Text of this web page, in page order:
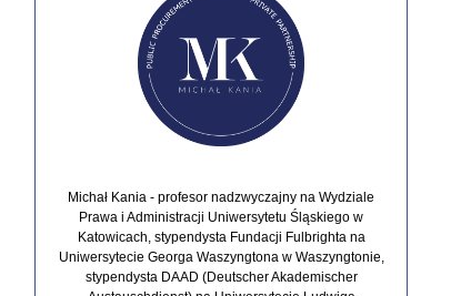
Michał Kania - profesor nadzwyczajny na Wydziale
Prawa i Administracji Uniwersytetu Śląskiego w
Katowicach, stypendysta Fundacji Fulbrighta na
Uniwersytecie Georga Waszyngtona w Waszyngtonie,
stypendysta DAAD (Deutscher Akademischer